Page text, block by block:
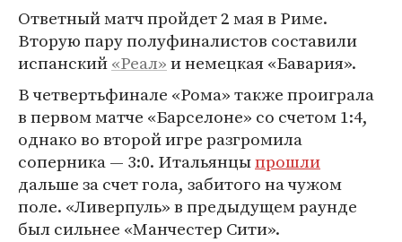
Ответный матч пройдет 2 мая в Риме.
Вторую пару полуфиналистов составили
испанский«Реал»и немецкая «Бавария».
В четвертьфинале «Рома» также проиграла
в первом матче «Барселоне» со счетом 1:4,
однако во второй игре разгромила
соперника — 3:0. Итальянцыпрошли
дальше за счет гола, забитого на чужом
поле. «Ливерпуль» в предыдущем раунде
был сильнее «Манчестер Сити».